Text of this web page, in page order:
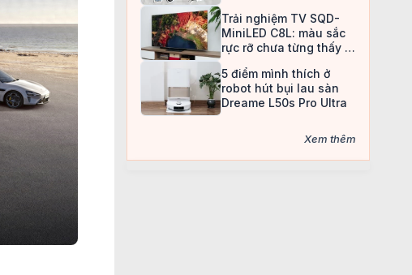
Trải nghiệm TV SQD-
MiniLED C8L: màu sắc
rực rỡ chưa từng thấy ở
5 điểm mình thích ở
robot hút bụi lau sàn
Dreame L50s Pro Ultra
Xem thêm